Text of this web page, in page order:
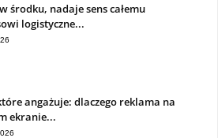
środku, nadaje sens całemu
logistyczne...
angażuje: dlaczego reklama na
ekranie...